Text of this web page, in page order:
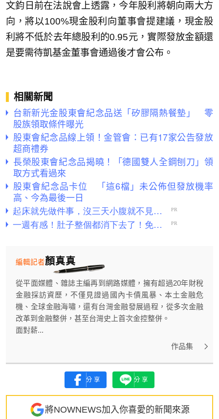
文鈞日前在法說會上透露，今年股利將朝向兩大方
向，將以100%現金股利向董事會提建議，現金股
利將不低於去年總股利的0.95元，實際發放金額還
是要需待凱基金董事會通過後才會公布。
相關新聞
台新新光金股東會紀念品送「矽膠隔熱餐墊」 零
股族領取條件曝光
股東會紀念品線上領！金管會：已有17家公告發放
超商禮券
長榮股東會紀念品揭曉！「德國雙人全鋼刨刀」領
取方式看過來
股東會紀念品卡位 「這6檔」未公佈但發放機率
高、今為最後一日
顏真真
編輯記者
從平面媒體、雜誌主編再到網路媒體，擁有超過20年財稅
金融採訪資歷，不僅見證過國內卡債風暴、本土金融危
機、全球金融海嘯，還有台灣金融發展過程，從多次金融
改革到金融整併，甚至台灣史上首次金控整併。
面對薪...
作品集
分享 分享
將NOWNEWS加入你喜愛的新聞來源